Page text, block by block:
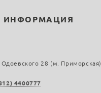
ИНФОРМАЦИЯ
Одоевского 28 (м. Приморская)
4400777